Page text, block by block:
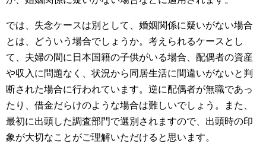
では、失念ケースは別として、婚姻関係に疑いがない場合
とは、どういう場合でしょうか。考えられるケースとし
て、夫婦の間に日本国籍の子供がいる場合、配偶者の資産
や収入に問題なく、状況から同居生活に間違いがないと判
断された場合に行われています。逆に配偶者が無職であっ
たり、借金だらけのような場合は難しいでしょう。また、
最初に出頭した調査部門で選別されますので、出頭時の印
象が大切なことがご理解いただけると思います。